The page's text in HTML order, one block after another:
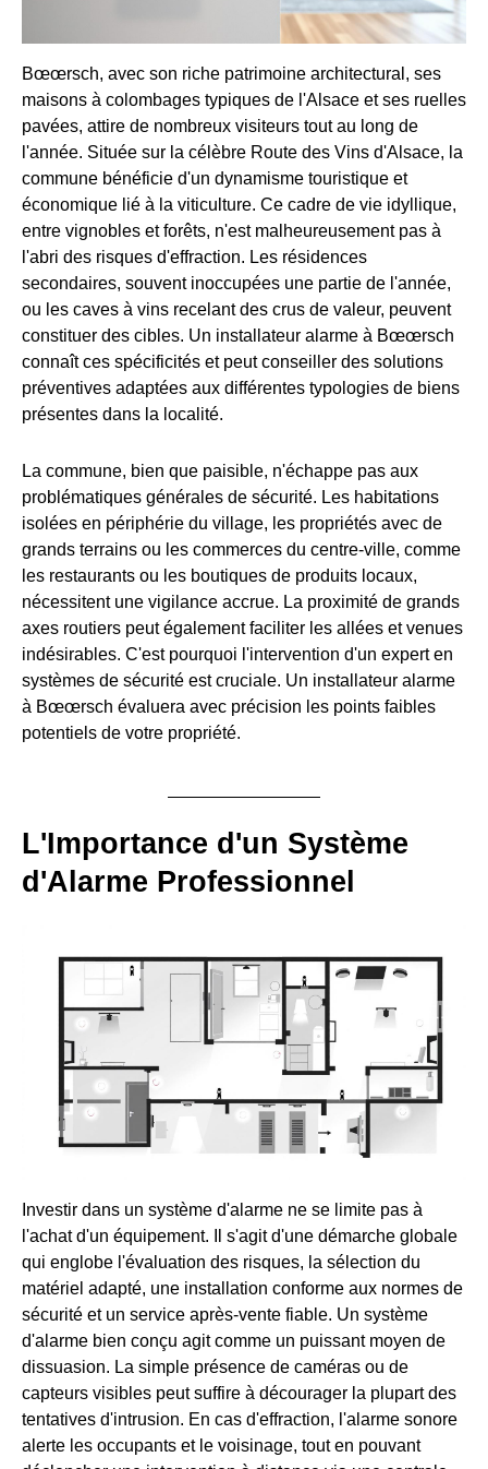
Bœœrsch, avec son riche patrimoine architectural, ses
maisons à colombages typiques de l'Alsace et ses ruelles
pavées, attire de nombreux visiteurs tout au long de
l'année. Située sur la célèbre Route des Vins d'Alsace, la
commune bénéficie d'un dynamisme touristique et
économique lié à la viticulture. Ce cadre de vie idyllique,
entre vignobles et forêts, n'est malheureusement pas à
l'abri des risques d'effraction. Les résidences
secondaires, souvent inoccupées une partie de l'année,
ou les caves à vins recelant des crus de valeur, peuvent
constituer des cibles. Un installateur alarme à Bœœrsch
connaît ces spécificités et peut conseiller des solutions
préventives adaptées aux différentes typologies de biens
présentes dans la localité.
La commune, bien que paisible, n'échappe pas aux
problématiques générales de sécurité. Les habitations
isolées en périphérie du village, les propriétés avec de
grands terrains ou les commerces du centre-ville, comme
les restaurants ou les boutiques de produits locaux,
nécessitent une vigilance accrue. La proximité de grands
axes routiers peut également faciliter les allées et venues
indésirables. C'est pourquoi l'intervention d'un expert en
systèmes de sécurité est cruciale. Un installateur alarme
à Bœœrsch évaluera avec précision les points faibles
potentiels de votre propriété.
L'Importance d'un Système
d'Alarme Professionnel
Investir dans un système d'alarme ne se limite pas à
l'achat d'un équipement. Il s'agit d'une démarche globale
qui englobe l'évaluation des risques, la sélection du
matériel adapté, une installation conforme aux normes de
sécurité et un service après-vente fiable. Un système
d'alarme bien conçu agit comme un puissant moyen de
dissuasion. La simple présence de caméras ou de
capteurs visibles peut suffire à décourager la plupart des
tentatives d'intrusion. En cas d'effraction, l'alarme sonore
alerte les occupants et le voisinage, tout en pouvant